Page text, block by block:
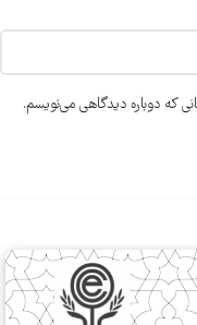
که دوباره دیدگاهی می‌نویسم.